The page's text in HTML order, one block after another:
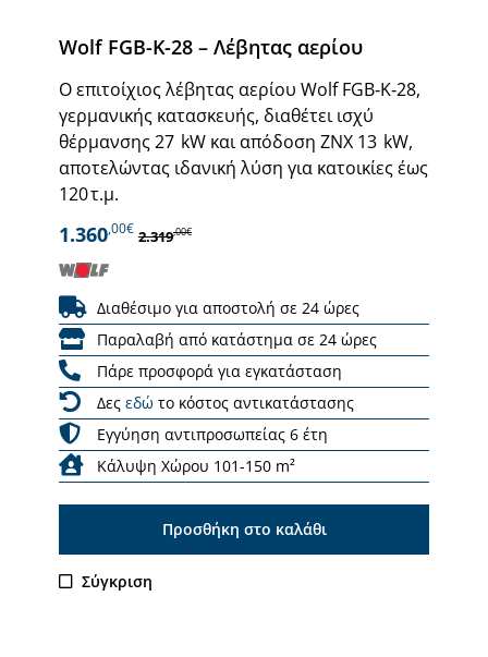
Wolf FGB-K-28 – Λέβητας αερίου
Ο επιτοίχιος λέβητας αερίου Wolf FGB‑K‑28,
γερμανικής κατασκευής, διαθέτει ισχύ
θέρμανσης 27 kW και απόδοση ΖΝΧ 13 kW,
αποτελώντας ιδανική λύση για κατοικίες έως
120 τ.μ.
1.360,00€ 2.319,00€
Διαθέσιμο για αποστολή σε 24 ώρες
Παραλαβή από κατάστημα σε 24 ώρες
Πάρε προσφορά για εγκατάσταση
Δες εδώ το κόστος αντικατάστασης
Εγγύηση αντιπροσωπείας 6 έτη
Κάλυψη Χώρου 101-150 m²
Προσθήκη στο καλάθι
Σύγκριση